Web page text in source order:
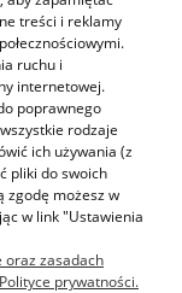
0000 4530 0079
treści i reklamy
ruchu i
internetowej.
poprawnego
rodzaje
ich używania (z
pliki do swoich
zgodę możesz w
w link "Ustawienia
oraz zasadach
prywatności.